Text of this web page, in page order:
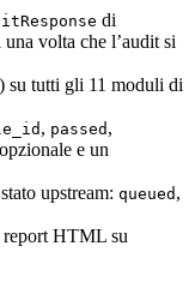
di
volta che l’audit si
su tutti gli 11 moduli di
, passed ,
opzionale e un
upstream: queued ,
report HTML su